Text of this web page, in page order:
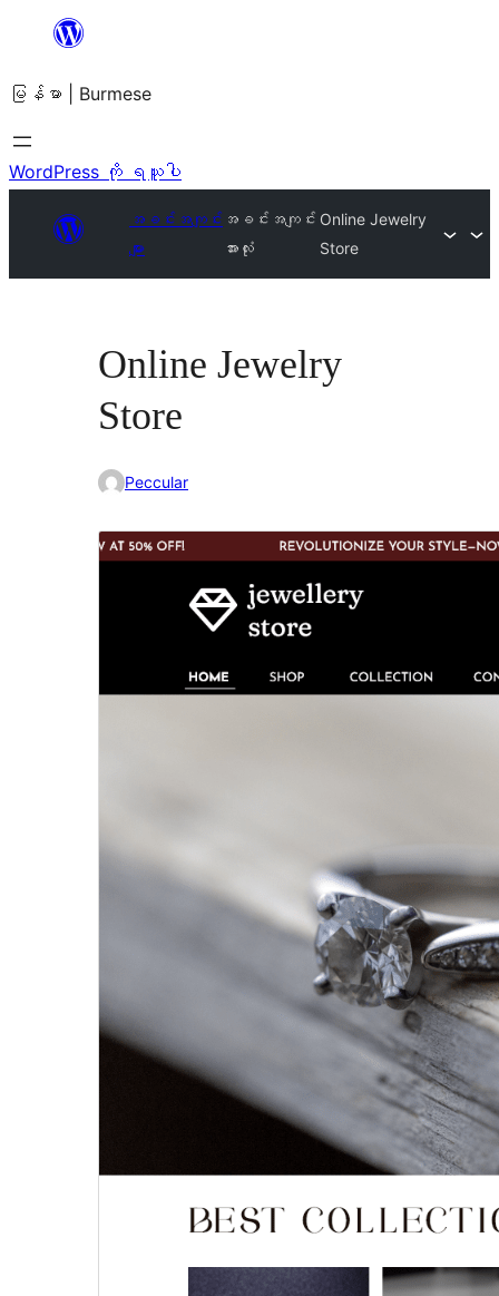
အကြောင်းအရာ
ကျော်သွား
ရန်
မြန်မာ | Burmese
WordPress ကို ရယူပါ
အခင်းအကျင်း
များ
အခင်းအကျင်း
အားလုံး
Online Jewelry
Store
Online Jewelry
Store
Peccular